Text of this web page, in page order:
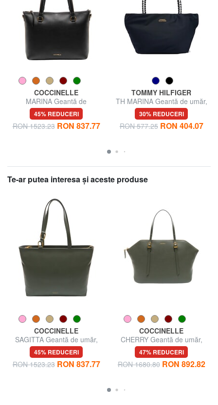
COCCINELLE
MARINA Geantă de
cumpărături din piele
45% REDUCERI
RON 1523.23 RON 837.77
TOMMY HILFIGER
TH MARINA Geantă de umăr,
cu curea de umăr
30% REDUCERI
RON 577.25 RON 404.07
Te-ar putea interesa şi aceste produse
COCCINELLE
SAGITTA Geantă de umăr,
piele
45% REDUCERI
RON 1523.23 RON 837.77
COCCINELLE
CHERRY Geantă de umăr,
piele
47% REDUCERI
RON 1680.80 RON 892.82